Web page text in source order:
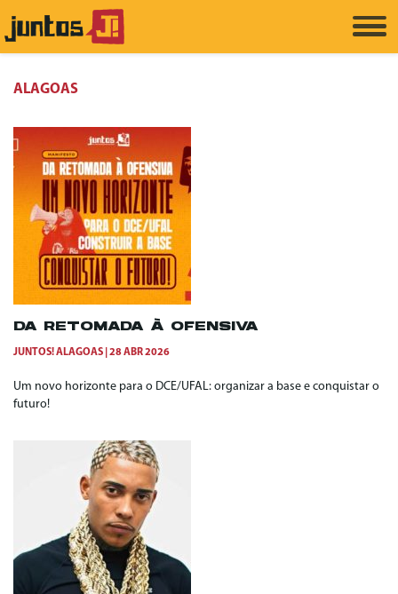
ALAGOAS
DA RETOMADA À OFENSIVA
JUNTOS! ALAGOAS 28 ABR 2026
Um novo horizonte para o DCE/UFAL: organizar a base e conquistar o
futuro!